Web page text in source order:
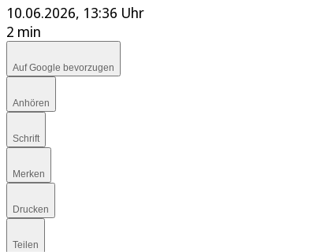
10.06.2026, 13:36 Uhr
2 min
Auf Google bevorzugen
Anhören
Schrift
Merken
Drucken
Teilen